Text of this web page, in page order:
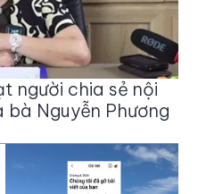
người chia sẻ nội
Nguyễn Phương